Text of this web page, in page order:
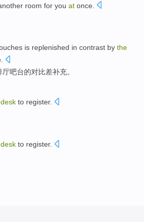
room for you at once
is replenished in contrast by the
.
厅吧台的对比差补充。
desk to register.
desk to register.